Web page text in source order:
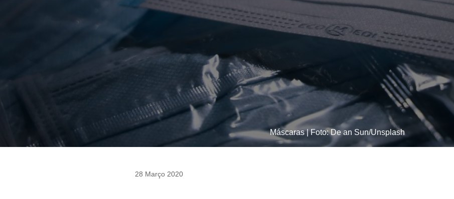
Máscaras | Foto: De an Sun/Unsplash
28 Março 2020